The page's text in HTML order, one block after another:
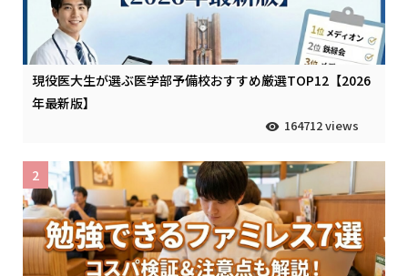
現役医大生が選ぶ医学部予備校おすすめ厳選TOP12【2026
年最新版】
164712 views
2